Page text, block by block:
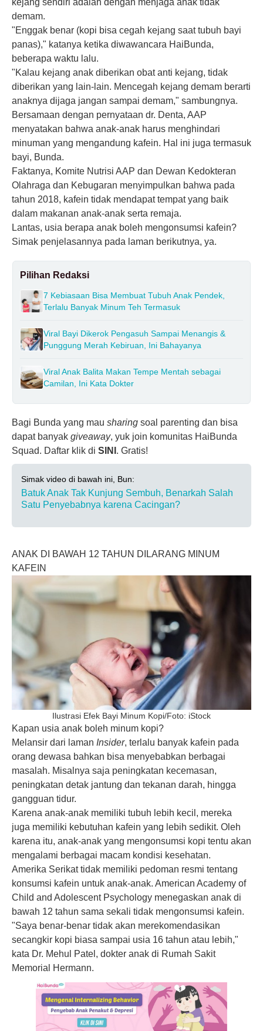
demam.
"Enggak benar (kopi bisa cegah kejang saat tubuh bayi
panas)," katanya ketika diwawancara HaiBunda,
beberapa waktu lalu.
"Kalau kejang anak diberikan obat anti kejang, tidak
diberikan yang lain-lain. Mencegah kejang demam berarti
anaknya dijaga jangan sampai demam," sambungnya.
Bersamaan dengan pernyataan dr. Denta, AAP
menyatakan bahwa anak-anak harus menghindari
minuman yang mengandung kafein. Hal ini juga termasuk
bayi, Bunda.
Faktanya, Komite Nutrisi AAP dan Dewan Kedokteran
Olahraga dan Kebugaran menyimpulkan bahwa pada
tahun 2018, kafein tidak mendapat tempat yang baik
dalam makanan anak-anak serta remaja.
Lantas, usia berapa anak boleh mengonsumsi kafein?
Simak penjelasannya pada laman berikutnya, ya.
Pilihan Redaksi
7 Kebiasaan Bisa Membuat Tubuh Anak Pendek,
Terlalu Banyak Minum Teh Termasuk
Viral Bayi Dikerok Pengasuh Sampai Menangis &
Punggung Merah Kebiruan, Ini Bahayanya
Viral Anak Balita Makan Tempe Mentah sebagai
Camilan, Ini Kata Dokter
Bagi Bunda yang mau sharing soal parenting dan bisa
dapat banyak giveaway, yuk join komunitas HaiBunda
Squad. Daftar klik di SINI . Gratis!
Simak video di bawah ini, Bun:
Batuk Anak Tak Kunjung Sembuh, Benarkah Salah
Satu Penyebabnya karena Cacingan?
ANAK DI BAWAH 12 TAHUN DILARANG MINUM
KAFEIN
Ilustrasi Efek Bayi Minum Kopi/Foto: iStock
Kapan usia anak boleh minum kopi?
Melansir dari laman Insider, terlalu banyak kafein pada
orang dewasa bahkan bisa menyebabkan berbagai
masalah. Misalnya saja peningkatan kecemasan,
peningkatan detak jantung dan tekanan darah, hingga
gangguan tidur.
Karena anak-anak memiliki tubuh lebih kecil, mereka
juga memiliki kebutuhan kafein yang lebih sedikit. Oleh
karena itu, anak-anak yang mengonsumsi kopi tentu akan
mengalami berbagai macam kondisi kesehatan.
Amerika Serikat tidak memiliki pedoman resmi tentang
konsumsi kafein untuk anak-anak. American Academy of
Child and Adolescent Psychology menegaskan anak di
bawah 12 tahun sama sekali tidak mengonsumsi kafein.
"Saya benar-benar tidak akan merekomendasikan
secangkir kopi biasa sampai usia 16 tahun atau lebih,"
kata Dr. Mehul Patel, dokter anak di Rumah Sakit
Memorial Hermann.